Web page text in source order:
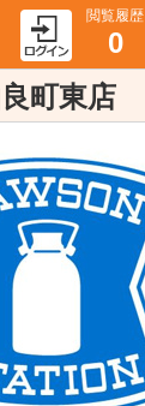
閲覧履歴
0
町東店